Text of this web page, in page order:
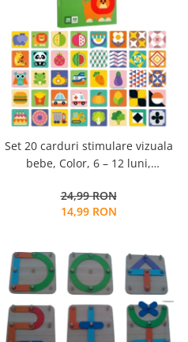
Set 20 carduri stimulare vizuala
bebe, Color, 6 – 12 luni,
24,99 RON
14,99 RON